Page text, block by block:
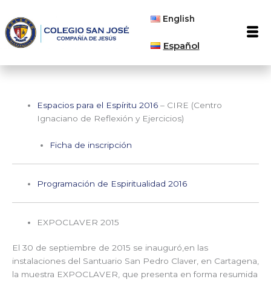
contenido
English
Español
Espacios para el Espíritu 2016 – CIRE (Centro
Ignaciano de Reflexión y Ejercicios)
Ficha de inscripción
Programación de Espiritualidad 2016
EXPOCLAVER 2015
El 30 de septiembre de 2015 se inauguró,en las
instalaciones del Santuario San Pedro Claver, en Cartagena,
la muestra EXPOCLAVER, que presenta en forma resumida